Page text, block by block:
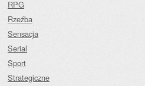
RPG
Rzeźba
Sensacja
Serial
Sport
Strategiczne